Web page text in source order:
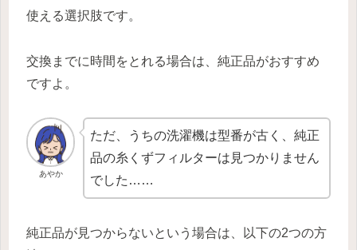
使える選択肢です。
交換までに時間をとれる場合は、純正品がおすすめ
ですよ。
あやか
ただ、うちの洗濯機は型番が古く、純正
品の糸くずフィルターは見つかりません
でした……
純正品が見つからないという場合は、以下の2つの方